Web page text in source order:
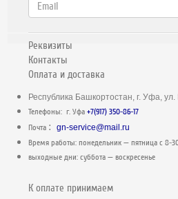
Реквизиты
Контакты
Оплата и доставка
Республика Башкортостан, г. Уфа,
Телефоны: г. Уфа+7(917) 350-86-17
Почта :gn-service@mail.ru
Время работы: понедельник — пятница c 8-
выходные дни: суббота — воскресенье
К оплате принимаем